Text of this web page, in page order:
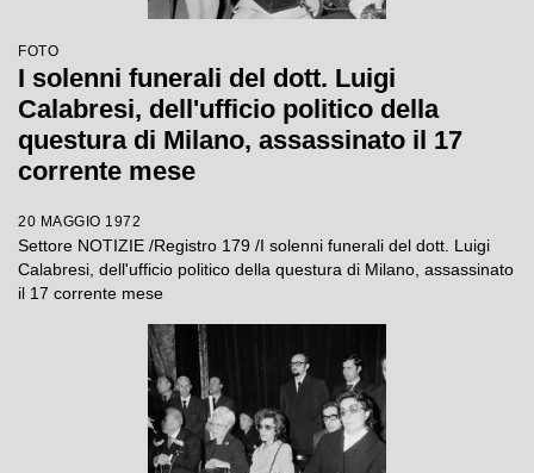
FOTO
I solenni funerali del dott. Luigi
Calabresi, dell'ufficio politico della
questura di Milano, assassinato il 17
corrente mese
20 MAGGIO 1972
Settore NOTIZIE /Registro 179 /I solenni funerali del dott. Luigi
Calabresi, dell'ufficio politico della questura di Milano, assassinato
il 17 corrente mese